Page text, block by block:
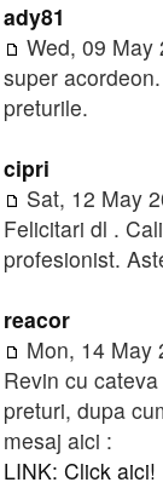
ady81
Wed, 09 May
super
preturile.
cipri
Sat, 12 May
Felicitari dl .
profesionist.
reacor
Mon, 14 May
Revin cu
preturi, dupa
mesaj aici :
LINK: Click aici!